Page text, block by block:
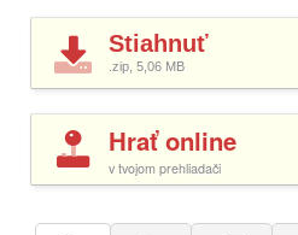
Stiahnuť
.zip, 5,06 MB
Hrať online
v tvojom prehliadači